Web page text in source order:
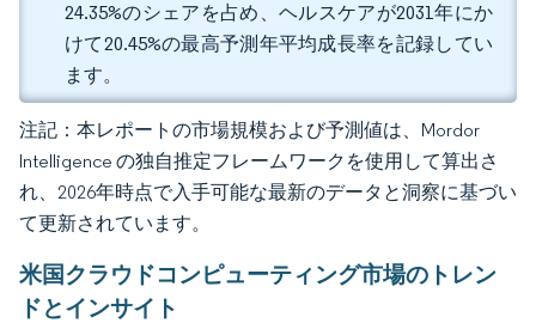
24.35%のシェアを占め、ヘルスケアが2031年にか
けて20.45%の最高予測年平均成長率を記録してい
ます。
注記：本レポートの市場規模および予測値は、Mordor
Intelligence の独自推定フレームワークを使用して算出さ
れ、2026年時点で入手可能な最新のデータと洞察に基づい
て更新されています。
米国クラウドコンピューティング市場のトレン
ドとインサイト